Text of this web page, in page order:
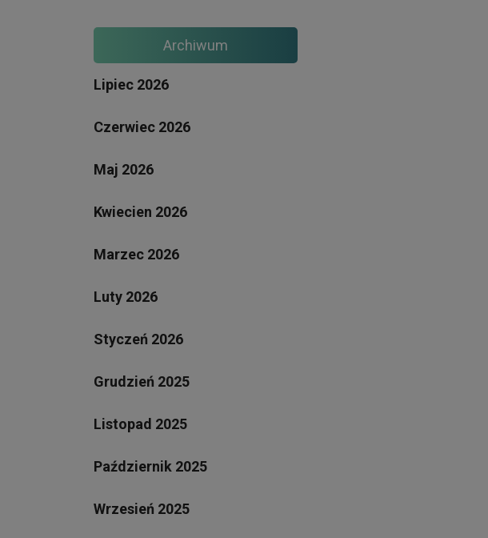
Archiwum
Lipiec 2026
Czerwiec 2026
Maj 2026
Kwiecien 2026
Marzec 2026
Luty 2026
Styczeń 2026
Grudzień 2025
Listopad 2025
Październik 2025
Wrzesień 2025